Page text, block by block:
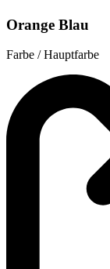
Orange Blau
Farbe / Hauptfarbe